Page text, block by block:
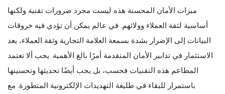
ميزات الأمان المحسنة هذه ليست مجرد ضرورات تقنية ولكنها
أساسية لثقة العملاء وولائهم. في عالم يمكن أن تؤدي فيه خروقات
البيانات إلى الإضرار بشدة بسمعة العلامة التجارية وثقة العملاء، يعد
الاستثمار في تدابير الأمان المتقدمة أمرًا بالغ الأهمية. يجب ألا تعتمد
المطاعم هذه التقنيات فحسب، بل يجب أيضًا تحديثها وتحسينها
باستمرار للبقاء في طليعة التهديدات الإلكترونية المتطورة. مع